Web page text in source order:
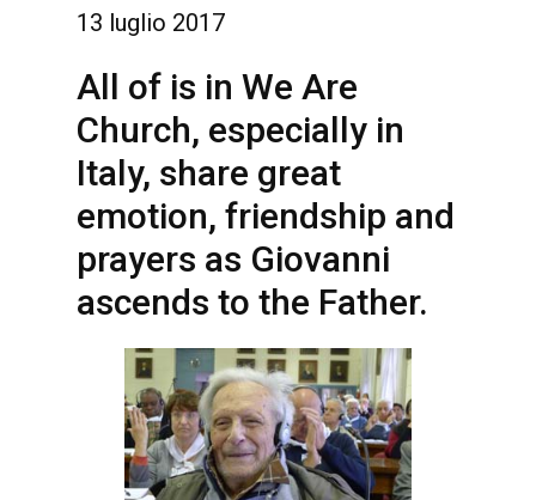
13 luglio 2017
All of is in We Are
Church, especially in
Italy, share great
emotion, friendship and
prayers as Giovanni
ascends to the Father.